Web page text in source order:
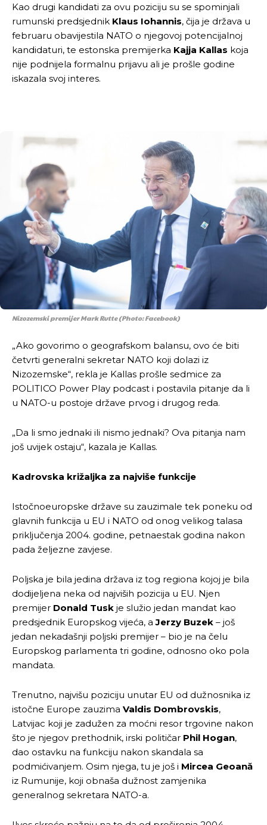
Kao drugi kandidati za ovu poziciju su se spominjali
rumunski predsjednik Klaus Iohannis, čija je država u
februaru obavijestila NATO o njegovoj potencijalnoj
kandidaturi, te estonska premijerka Kajja Kallas koja
nije podnijela formalnu prijavu ali je prošle godine
iskazala svoj interes.
Nizozemski premijer Mark Rutte (Photo: Facebook)
„Ako govorimo o geografskom balansu, ovo će biti
četvrti generalni sekretar NATO koji dolazi iz
Nizozemske“, rekla je Kallas prošle sedmice za
POLITICO Power Play podcast i postavila pitanje da li
u NATO-u postoje države prvog i drugog reda.
„Da li smo jednaki ili nismo jednaki? Ova pitanja nam
još uvijek ostaju“, kazala je Kallas.
Kadrovska križaljka za najviše funkcije
Istočnoeuropske države su zauzimale tek poneku od
glavnih funkcija u EU i NATO od onog velikog talasa
priključenja 2004. godine, petnaestak godina nakon
pada željezne zavjese.
Poljska je bila jedina država iz tog regiona kojoj je bila
dodijeljena neka od najviših pozicija u EU. Njen
premijer Donald Tusk je služio jedan mandat kao
predsjednik Europskog vijeća, aJerzy Buzek – još
jedan nekadašnji poljski premijer – bio je na čelu
Europskog parlamenta tri godine, odnosno oko pola
mandata.
Trenutno, najvišu poziciju unutar EU od dužnosnika iz
istočne Europe zauzima Valdis Dombrovskis,
Latvijac koji je zadužen za moćni resor trgovine nakon
što je njegov prethodnik, irski političar Phil Hogan,
dao ostavku na funkciju nakon skandala sa
podmićivanjem. Osim njega, tu je još i Mircea Geoană
iz Rumunije, koji obnaša dužnost zamjenika
generalnog sekretara NATO-a.